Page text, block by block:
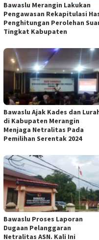
Bawaslu Merangin Lakukan
Pengawasan Rekapitulasi
Penghitungan Perolehan
Tingkat Kabupaten
Bawaslu Ajak Kades dan
di Kabupaten Merangin
Menjaga Netralitas Pada
Pemilihan Serentak 2024
Bawaslu Proses Laporan
Dugaan Pelanggaran
Netralitas ASN. Kali Ini